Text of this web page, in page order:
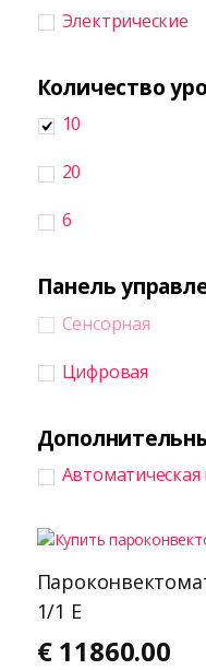
Электрические
Количество
10
20
6
Панель
Сенсорная
Цифровая
1/1 E
€ 11860.00